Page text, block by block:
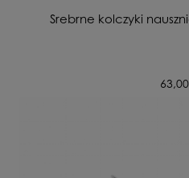
Srebrne kolczyki
63,00